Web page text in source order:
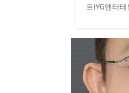
트(YG엔터